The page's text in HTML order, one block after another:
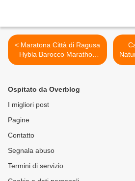
< Maratona Città di Ragusa
Hybla Barocco Marathon
(11^ ed.). Un nuovo modo
il
Ospitato da Overblog
I migliori post
Pagine
Contatto
Segnala abuso
Termini di servizio